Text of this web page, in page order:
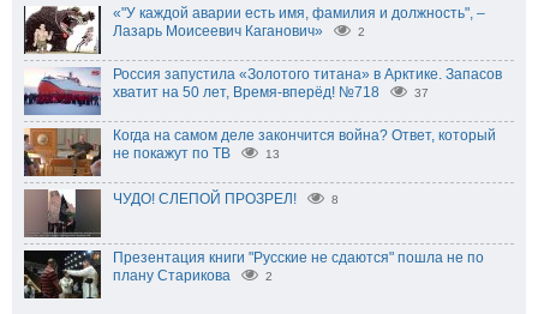
«"У каждой аварии есть имя, фамилия и должность", –
Лазарь Моисеевич Каганович»
2
Россия запустила «Золотого титана» в Арктике. Запасов
хватит на 50 лет, Время-вперёд! №718
37
Когда на самом деле закончится война? Ответ, который
не покажут по ТВ
13
ЧУДО! СЛЕПОЙ ПРОЗРЕЛ! 8
Презентация книги "Русские не сдаются" пошла не по
плану Старикова
2